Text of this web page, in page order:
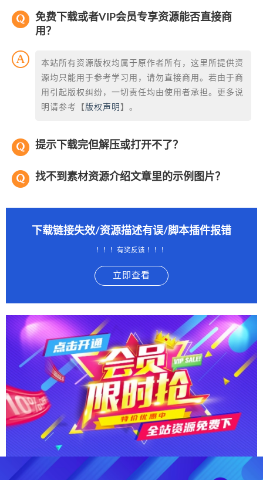
免费下载或者VIP会员专享资源能否直接商
用？
本站所有资源版权均属于原作者所有，这里所提供资
源均只能用于参考学习用，请勿直接商用。若由于商
用引起版权纠纷，一切责任均由使用者承担。更多说
明请参考【 版权声明 】。
提示下载完但解压或打开不了？
找不到素材资源介绍文章里的示例图片？
下载链接失效/资源描述有误/脚本插件报错
！！！有奖反馈 ！！！
立即查看